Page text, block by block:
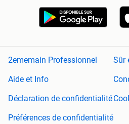
2ememain Professionnel
Sûr
Aide et Info
Déclaration de confidentialité
Préférences de confidentialité